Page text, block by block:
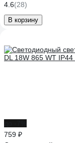
4.6(28)
В корзину
759 ₽